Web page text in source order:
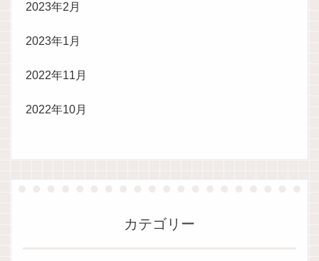
2023年2月
2023年1月
2022年11月
2022年10月
カテゴリー